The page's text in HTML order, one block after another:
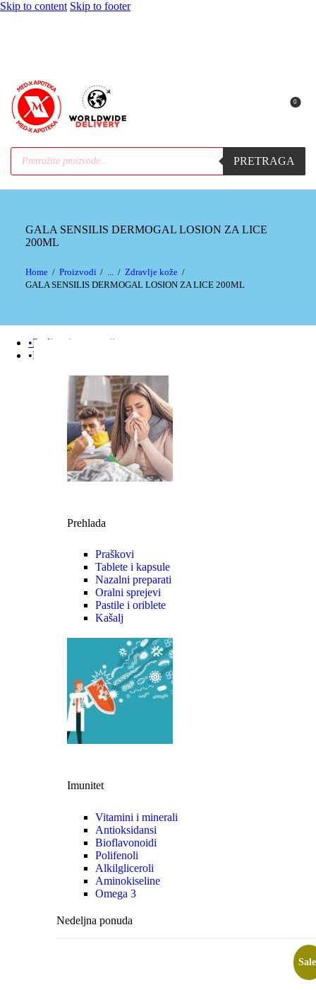
Skip to content Skip to footer
0
PRETRAGA
GALA SENSILIS DERMOGAL LOSION ZA LICE
200ML
Home Proizvodi
Zdravlje kože
GALA SENSILIS DERMOGAL LOSION ZA LICE 200ML
•Podizanje e-terapije
•Prehlada | Imunitet
Prehlada
Praškovi
Tablete i kapsule
Nazalni preparati
Oralni sprejevi
Pastile i oriblete
Kašalj
Imunitet
Vitamini i minerali
Antioksidansi
Bioflavonoidi
Polifenoli
Alkilgliceroli
Aminokiseline
Omega 3
Nedeljna ponuda